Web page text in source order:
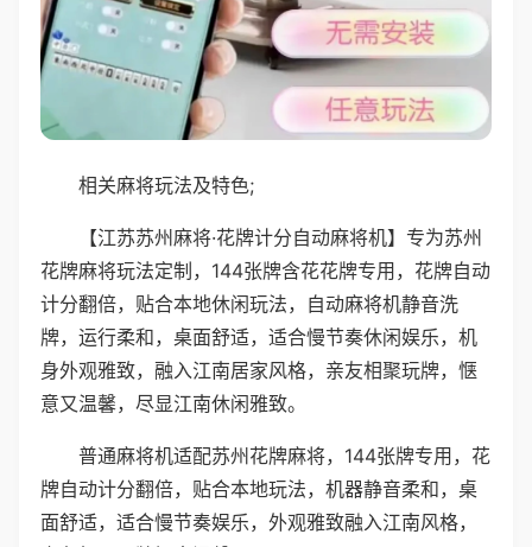
相关麻将玩法及特色;
【江苏苏州麻将·花牌计分自动麻将机】专为苏州
花牌麻将玩法定制，144张牌含花花牌专用，花牌自动
计分翻倍，贴合本地休闲玩法，自动麻将机静音洗
牌，运行柔和，桌面舒适，适合慢节奏休闲娱乐，机
身外观雅致，融入江南居家风格，亲友相聚玩牌，惬
意又温馨，尽显江南休闲雅致。
普通麻将机适配苏州花牌麻将，144张牌专用，花
牌自动计分翻倍，贴合本地玩法，机器静音柔和，桌
面舒适，适合慢节奏娱乐，外观雅致融入江南风格，